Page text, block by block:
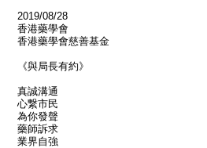
2019/08/28
香港藥學會
香港藥學會慈善基金
《與局長有約》
真誠溝通
心繋市民
為你發聲
藥師訴求
業界自強